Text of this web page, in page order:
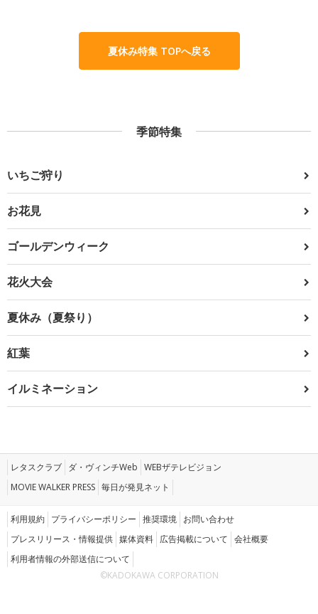
夏休み特集 TOPへ戻る
季節特集
いちご狩り
お花見
ゴールデンウィーク
花火大会
夏休み（夏祭り）
紅葉
イルミネーション
レタスクラブ ダ・ヴィンチWeb WEBザテレビジョン
MOVIE WALKER PRESS 毎日が発見ネット
利用規約 プライバシーポリシー 推奨環境 お問い合わせ
プレスリリース・情報提供 媒体資料 広告掲載について 会社概要
利用者情報の外部送信について
©KADOKAWA CORPORATION